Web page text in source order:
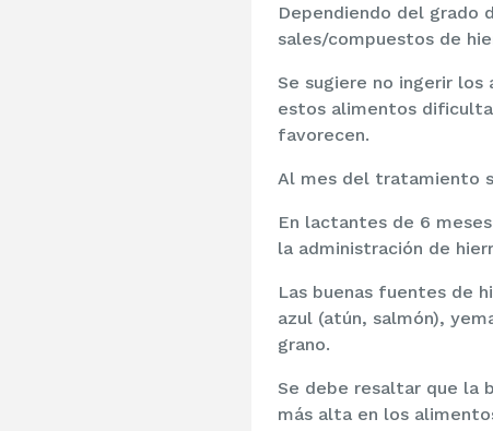
Dependiendo del grado
sales/compuestos de
Se sugiere no ingerir
estos alimentos
favorecen.
Al mes del tratamiento
En lactantes de 6
la administración de
Las buenas fuentes de
azul (atún, salmón),
grano.
Se debe resaltar que la
más alta en los